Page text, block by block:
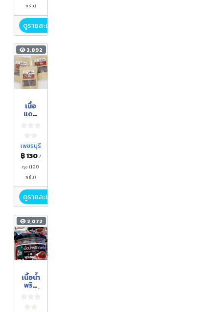
กรัม)
ดูรายละเอียด
3,892
เนื้อ
แดด
(รส
เค็ม)
เพชรบุรี
฿ 130 /
ถุง (100
กรัม)
ดูรายละเอียด
2,072
เนื้อน้ำ
พริก